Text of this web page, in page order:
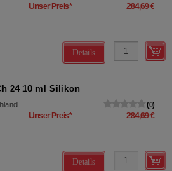
Unser Preis* 284,69 €
Details
24 10 ml Silikon
0
Unser Preis* 284,69 €
Details